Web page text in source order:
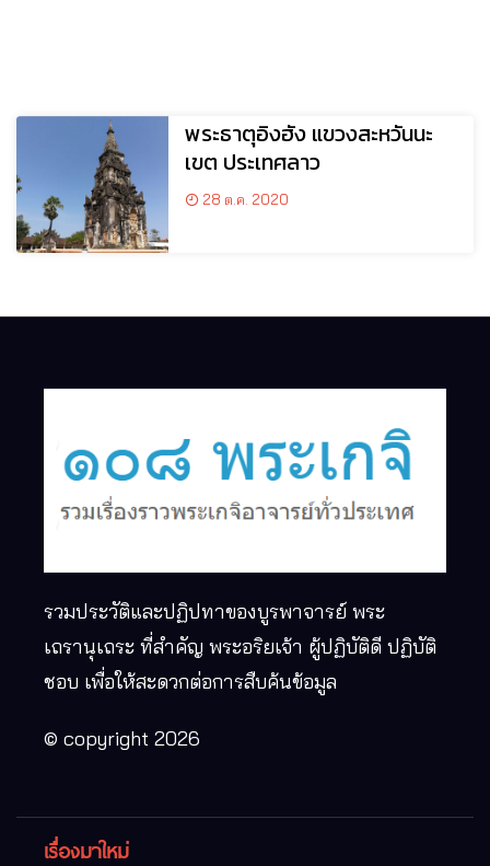
พระธาตุอิงฮัง แขวงสะหวันนะ
เขต ประเทศลาว
28 ต.ค. 2020
รวมประวัติและปฏิปทาของบูรพาจารย์ พระ
เถรานุเถระ ที่สำคัญ พระอริยเจ้า ผู้ปฏิบัติดี ปฏิบัติ
ชอบ เพื่อให้สะดวกต่อการสืบค้นข้อมูล
© copyright 2026
เรื่องมาใหม่